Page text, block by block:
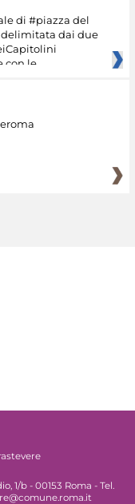
di #piazza del
dai due
con le
1/b - 00153 Roma - Tel.